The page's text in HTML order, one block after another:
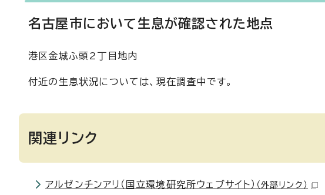
名古屋市において生息が確認された地点
港区金城ふ頭2丁目地内
付近の生息状況については、現在調査中です。
関連リンク
アルゼンチンアリ（国立環境研究所ウェブサイト） （外部リンク）